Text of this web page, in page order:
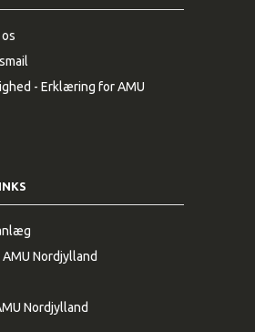
- Erklæring for AMU
Nordjylland
Nordjylland